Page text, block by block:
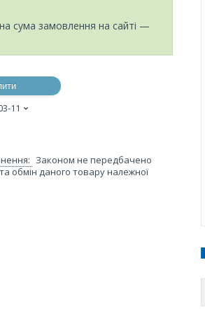
сума замовлення на сайті —
11
Законом не передбачено
обмін даного товару належної